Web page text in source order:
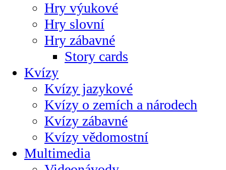
Hry výukové
Hry slovní
Hry zábavné
Story cards
Kvízy
Kvízy jazykové
Kvízy o zemích a národech
Kvízy zábavné
Kvízy vědomostní
Multimedia